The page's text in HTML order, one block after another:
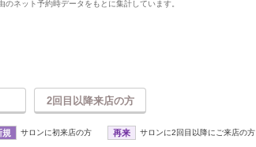
ネット予約時データをもとに集計しています。
2回目以降来店の方
規 サロンに初来店の方 再来 サロンに2回目以降にご来店の方